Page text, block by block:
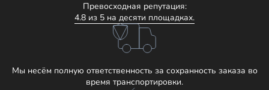
Превосходная репутация:
4.8 из 5 на десяти площадках.
Мы несём полную ответственность за сохранность заказа во
время транспортировки.